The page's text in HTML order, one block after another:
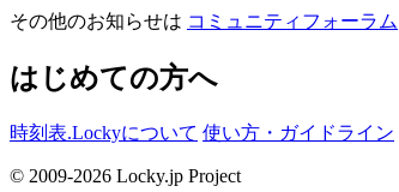
その他のお知らせは コミュニティフォーラム
はじめての方へ
時刻表.Lockyについて 使い方・ガイドライン
© 2009-2026 Locky.jp Project